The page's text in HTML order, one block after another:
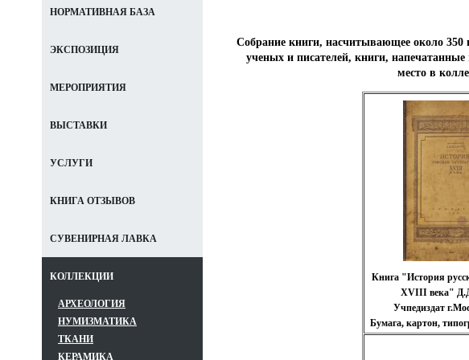
Собрание книги, насчитывающее около 350
ученых и писателей, книги,
место в
Книга "История
XVIII века"
Учпедиздат
Бумага, картон,
НОРМАТИВНАЯ БАЗА
ЭКСПОЗИЦИЯ
МЕРОПРИЯТИЯ
ВЫСТАВКИ
УСЛУГИ
КНИГА ОТЗЫВОВ
СУВЕНИРНАЯ ЛАВКА
КОЛЛЕКЦИИ
АРХЕОЛОГИЯ
НУМИЗМАТИКА
ТКАНИ
КЕРАМИКА